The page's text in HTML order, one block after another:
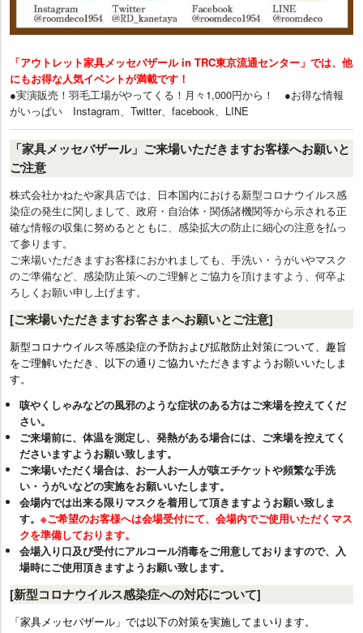
「アウトレット家具メッセバザール in TRC東京流通センター」では、他
にもお得な人気イベントが満載です！
●実演販売！羽毛工場がやってくる！月々1,000円から！ ●お得な情報
がいっぱい Instagram、Twitter、facebook、LINE
「家具メッセバザール」ご来場いただきますお客様へお願いと
ご注意
株式会社かねたや家具店では、日本国内における新型コロナウイルス感
染症の発生に関しまして、政府・自治体・関係諸機関等から示される正
確な情報の収集に努めるとともに、感染拡大の防止に細心の注意を払っ
て参ります。
ご来場いただきますお客様におかれましても、手洗い・うがいやマスク
のご準備など、感染防止策へのご理解とご協力を頂けますよう、何卒よ
ろしくお願い申し上げます。
[ご来場いただきますお客さまへお願いとご注意]
新型コロナウイルス等感染症の予防および拡散防止対策について、趣旨
をご理解いただき、以下の通りご協力いただきますようお願いいたしま
す。
咳やくしゃみなどの風邪のような症状のある方はご来場を控えてくだ
さい。
ご来場前に、体温を測定し、発熱がある場合には、ご来場を控えてく
ださいますようお願い致します。
ご来場いただく場合は、お一人お一人が咳エチケットや頻繁な手洗
い・うがいなどの実施をお願いいたします。
会場内では出来る限りマスクを着用して頂きますようお願い致しま
す。 ※ご希望のお客様へは会場受付にて、会場内でご使用いただくマス
クを準備しております。
会場入り口及び受付にアルコール消毒をご用意しておりますので、入
場時にご使用頂きますようお願い致します。
[新型コロナウイルス感染症への対応について]
「家具メッセバザール」では以下の対策を実施してまいります。